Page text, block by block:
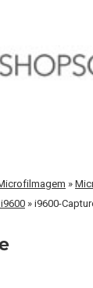
»
»i9600-